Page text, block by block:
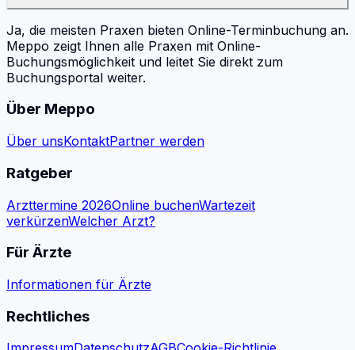
Ja, die meisten Praxen bieten Online-Terminbuchung an.
Meppo zeigt Ihnen alle Praxen mit Online-
Buchungsmöglichkeit und leitet Sie direkt zum
Buchungsportal weiter.
Über Meppo
Über unsKontaktPartner werden
Ratgeber
Arzttermine 2026Online buchenWartezeit
verkürzenWelcher Arzt?
Für Ärzte
Informationen für Ärzte
Rechtliches